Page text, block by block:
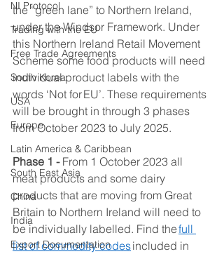
NI Protocol
Trading with the EU
Free Trade Agreements
South Korea
USA
Europe
Latin America & Caribbean
South East Asia
China
India
Export Documentation
the “green lane” to Northern Ireland,
under the Windsor Framework. Under
this Northern Ireland Retail Movement
Scheme some food products will need
individual product labels with the
words ‘Not for EU’. These requirements
will be brought in through 3 phases
from October 2023 to July 2025.
Phase 1 - From 1 October 2023 all
meat products and some dairy
products that are moving from Great
Britain to Northern Ireland will need to
be individually labelled. Find the full
list of commodity codes included in